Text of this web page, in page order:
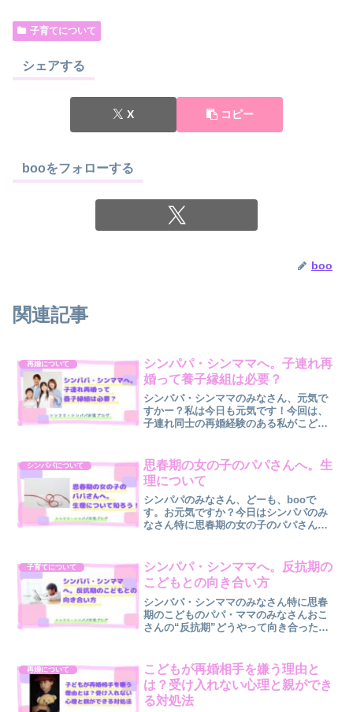
子育てについて
シェアする
X コピー
booをフォローする
boo
関連記事
再婚について
シンパパ・シンママへ。子連れ再
婚って養子縁組は必要？
シンパパ・シンママのみなさん、元気で
すかー？私は今日も元気です！今回は、
子連れ同士の再婚経験のある私がこども
いのかな？」と疑問をおもちのあなた。
養子縁組をするケースあ...
シンパパについて
思春期の女の子のパパさんへ。生
理について
シンパパのみなさん、どーも、booで
す。お元気ですか？今日はシンパパのみ
なさん特に思春期の女の子のパパさんへ
んは相談できずにお困りではないです
か？生理は人によって状態・...
子育てについて
シンパパ・シンママへ。反抗期の
こどもとの向き合い方
シンパパ・シンママのみなさん特に思春
期のこどものパパ・ママのみなさんおこ
さんの“反抗期”どうやって向き合ったら
の向き合い方をお伝えします！人間の発
達段階ドイツ出身の発達...
再婚について
こどもが再婚相手を嫌う理由と
は？受け入れない心理と親ができ
る対処法